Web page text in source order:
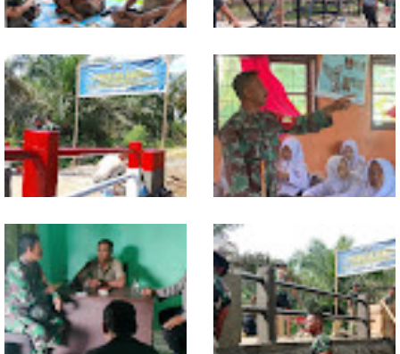
Warung Kopi Jadi Ruang
Komsos, Babinsa Ajak Warga
Jaga Keamanan Lingkungan
Program TNI AD Manunggal Air
Masuki Tahap Pendirian Tower
Polytank di Simpang Kiri
Sentuhan Akhir Jembatan
Garuda Dikebut, Kodim 0118
Optimistis Tepat Waktu
Babinsa Tanamkan Nilai
Pancasila dan Cinta Tanah Air
kepada Siswa SMP